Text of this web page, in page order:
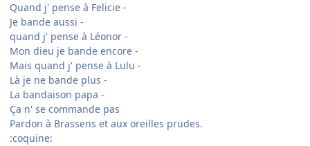
Quand j' pense à Felicie -
Je bande aussi -
quand j' pense à Léonor -
Mon dieu je bande encore -
Mais quand j' pense à Lulu -
Là je ne bande plus -
La bandaison papa -
Ça n' se commande pas
Pardon à Brassens et aux oreilles prudes.
:coquine: